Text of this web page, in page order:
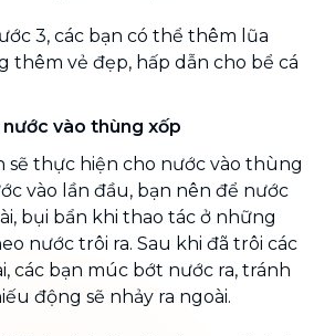
3, các bạn có thể thêm lũa
thêm vẻ đẹp, hấp dẫn cho bể cá
vào thùng xốp
sẽ thực hiện cho nước vào thùng
vào lần đầu, bạn nên để nước
bụi bẩn khi thao tác ở những
nước trôi ra. Sau khi đã trôi các
các bạn múc bớt nước ra, tránh
động sẽ nhảy ra ngoài.